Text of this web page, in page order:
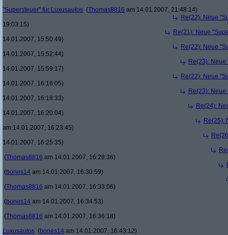
"Supersteuer" für Luxusautos (Thomas8816 am 14.01.2007, 21:48:14)
Re(22): Neue
19:03:15)
Re(21): Neue
14.01.2007, 15:50:49)
Re(22): Neue
14.01.2007, 15:52:44)
Re(23):
14.01.2007, 15:59:17)
Re(22): Neue
14.01.2007, 16:16:05)
Re(23):
14.01.2007, 16:18:33)
Re(24):
14.01.2007, 16:20:04)
Re(25):
am 14.01.2007, 16:23:45)
14.01.2007, 16:25:35)
(Thomas8816 am 14.01.2007, 16:28:36)
(bones14 am 14.01.2007, 16:30:59)
(Thomas8816 am 14.01.2007, 16:33:06)
(bones14 am 14.01.2007, 16:34:53)
(Thomas8816 am 14.01.2007, 16:36:18)
Luxusautos (bones14 am 14.01.2007, 16:43:12)